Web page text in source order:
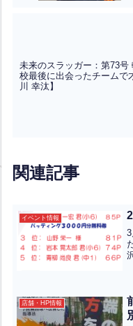
未来のスラッガー：第73号
校最後に出会ったチームで
川 幸汰】
関連記事
イベント情報
店舗・HP情報